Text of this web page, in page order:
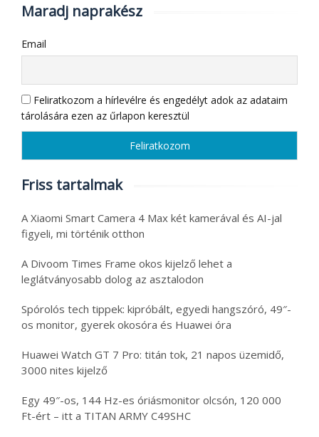
Maradj naprakész
Email
Feliratkozom a hírlevélre és engedélyt adok az adataim
tárolására ezen az űrlapon keresztül
Friss tartalmak
A Xiaomi Smart Camera 4 Max két kamerával és AI-jal
figyeli, mi történik otthon
A Divoom Times Frame okos kijelző lehet a
leglátványosabb dolog az asztalodon
Spórolós tech tippek: kipróbált, egyedi hangszóró, 49″-
os monitor, gyerek okosóra és Huawei óra
Huawei Watch GT 7 Pro: titán tok, 21 napos üzemidő,
3000 nites kijelző
Egy 49″-os, 144 Hz-es óriásmonitor olcsón, 120 000
Ft-ért – itt a TITAN ARMY C49SHC